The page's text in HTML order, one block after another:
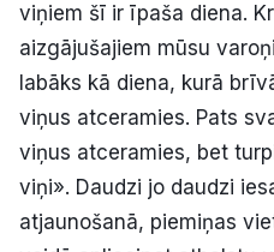
viņiem šī ir īpaša diena.
aizgājušajiem mūsu
labāks kā diena, kurā
viņus atceramies. Pats
viņus atceramies, bet
viņi». Daudzi jo daudzi
atjaunošanā, piemiņas